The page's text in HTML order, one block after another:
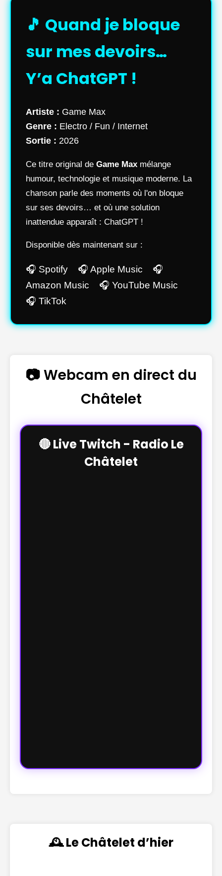
🎵 Quand je bloque
sur mes devoirs…
Y’a ChatGPT !
Artiste : Game Max
Genre : Electro / Fun / Internet
Sortie : 2026
Ce titre original de Game Max mélange
humour, technologie et musique moderne. La
chanson parle des moments où l'on bloque
sur ses devoirs… et où une solution
inattendue apparaît : ChatGPT !
Disponible dès maintenant sur :
🎧 Spotify 🎧 Apple Music 🎧
Amazon Music 🎧 YouTube Music
🎧 TikTok
📷 Webcam en direct du
Châtelet
🔴 Live Twitch - Radio Le
Châtelet
🕰️ Le Châtelet d’hier